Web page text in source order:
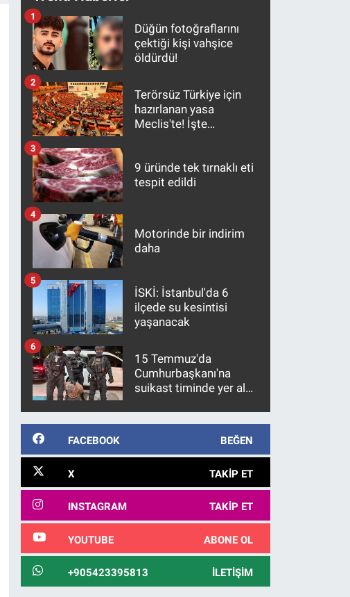
Düğün fotoğraflarını
çektiği kişi vahşice
öldürdü!
1
Terörsüz Türkiye için
hazırlanan yasa
Meclis'te! İşte
2
9 üründe tek tırnaklı eti
tespit edildi
3
Motorinde bir indirim
daha
4
İSKİ: İstanbul'da 6
ilçede su kesintisi
yaşanacak
5
15 Temmuz'da
Cumhurbaşkanı'na
suikast timinde yer alan
10 yıl sonra yakalandı
6
FACEBOOK BEĞEN
X TAKIP ET
INSTAGRAM TAKIP ET
YOUTUBE ABONE OL
+905423395813 İLETIŞIM